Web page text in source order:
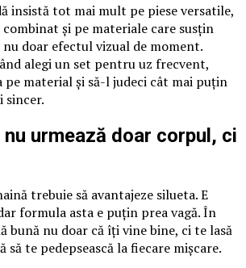
insistă tot mai mult pe piese versatile,
și pe materiale care susțin
doar efectul vizual de moment.
alegi un set pentru uz frecvent,
pe material și să-l judeci cât mai puțin
sincer.
nu urmează doar corpul, ci
trebuie să avantajeze silueta. E
formula asta e puțin prea vagă. În
bună nu doar că îți vine bine, ci te lasă
să te pedepsească la fiecare mișcare.